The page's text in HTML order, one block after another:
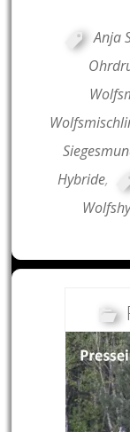
Anja
Hybride,